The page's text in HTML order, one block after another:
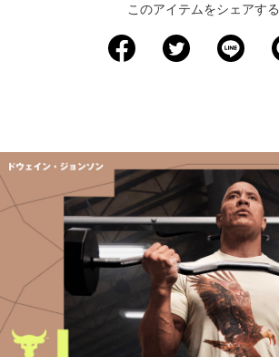
－ －
71 44
73.5 58.5 45
2XL 76 61 46.5
63.5 47.5
4XL － －
このアイテムをシェアする